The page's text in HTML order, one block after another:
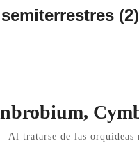
(2)
Al tratarse de las orquídeas